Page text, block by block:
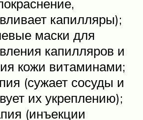
капилляры);
маски для
капилляров и
кожи витаминами;
(сужает сосуды и
их укреплению);
(инъекции